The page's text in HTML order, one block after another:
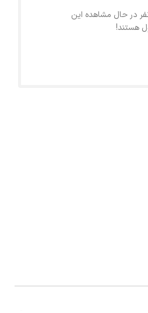
در حال مشاهده این
هستند!